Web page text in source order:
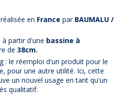
réalisée en FranceparBAUMALU /
à partir d'une bassine à
de 38cm.
: le réemploi d'un produit pour le
pour une autre utilité. Ici, cette
un nouvel usage en tant qu'un
qualitatif.